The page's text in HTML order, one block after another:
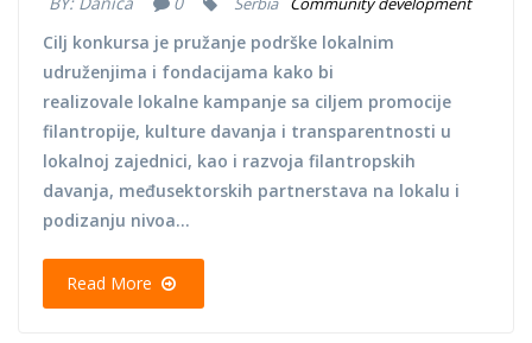
Cilj konkursa je pružanje podrške lokalnim
udruženjima i fondacijama kako bi
realizovale lokalne kampanje sa ciljem promocije
filantropije, kulture davanja i transparentnosti u
lokalnoj zajednici, kao i razvoja filantropskih
davanja, međusektorskih partnerstava na lokalu i
podizanju nivoa...
Read More